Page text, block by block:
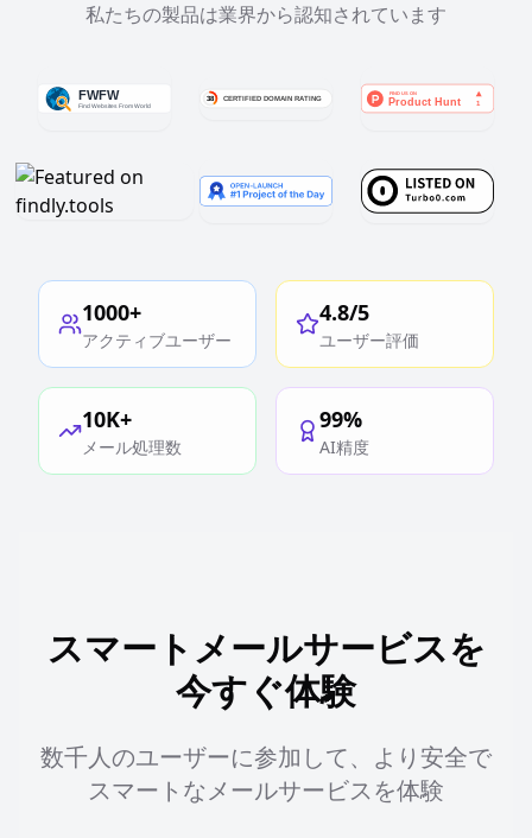
私たちの製品は業界から認知されています
1000+
アクティブユーザー
4.8/5
ユーザー評価
10K+
メール処理数
99%
AI精度
スマートメールサービスを
今すぐ体験
数千人のユーザーに参加して、より安全で
スマートなメールサービスを体験